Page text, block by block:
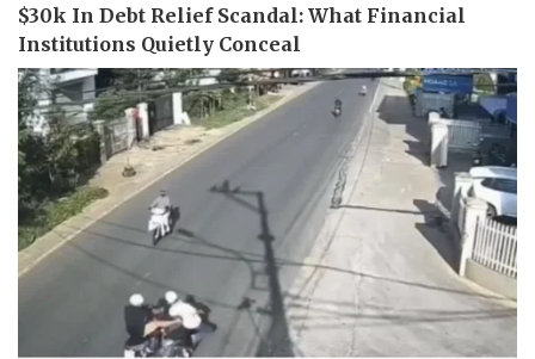
Phòng mạch online
Ăn sạch sống khỏe